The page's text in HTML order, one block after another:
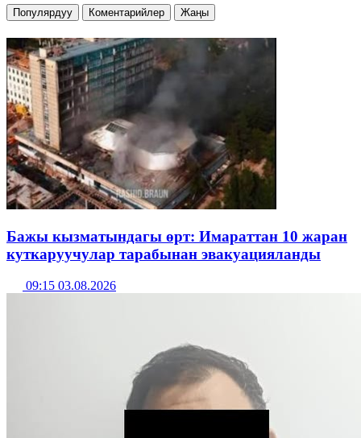
Популярдуу Коментарийлер Жаңы
Бажы кызматындагы өрт: Имараттан 10 жаран
куткаруучулар тарабынан эвакуацияланды
09:15 03.08.2026